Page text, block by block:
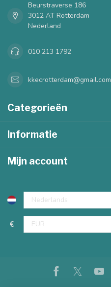
Beurstraverse 186
3012 AT Rotterdam
Nederland
010 213 1792
kkecrotterdam@gmail.com
Categorieën
Informatie
Mijn account
€